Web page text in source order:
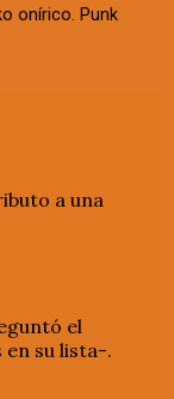
onírico. Punk
a una
el
su lista-.